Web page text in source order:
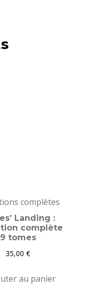
complètes
Landing :
complète
9 tomes
35,00€
au panier